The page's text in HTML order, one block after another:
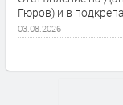
Гюров) и в
03.08.2026